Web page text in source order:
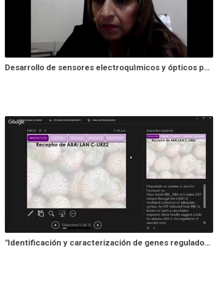
Desarrollo de sensores electroquìmicos y ópticos para control ambiental by Ph.D Pilar Taboada
"Identificación y caracterización de genes regulados por fitohormonas" By Milagros Bracamonte. Chile